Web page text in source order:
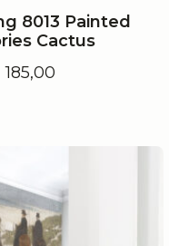
8013 Painted
Cactus
185,00